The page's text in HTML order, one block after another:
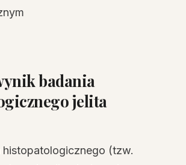
badania
jelita
histopatologicznego (tzw.